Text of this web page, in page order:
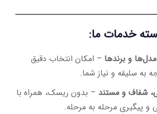
مدل‌ها و برندها – امکان انتخاب دقیق
به سلیقه و نیاز شما.
شفاف و مستند – بدون ریسک، همراه با
و پیگیری مرحله به مرحله.